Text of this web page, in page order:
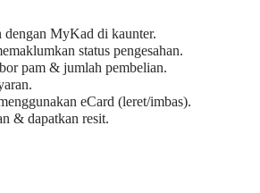
dengan MyKad di kaunter.
status pengesahan.
pam & jumlah pembelian.
eCard (leret/imbas).
& dapatkan resit.